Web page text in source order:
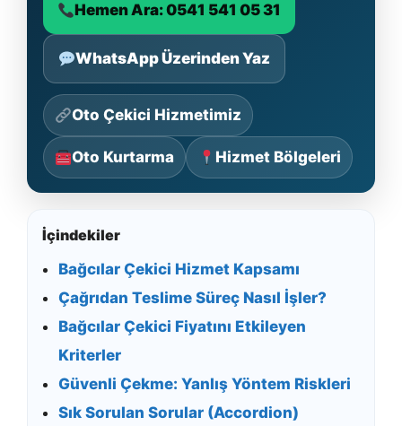
Hemen Ara: 0541 541 05 31
WhatsApp Üzerinden Yaz
Oto Çekici Hizmetimiz
Oto Kurtarma Hizmet Bölgeleri
İçindekiler
Bağcılar Çekici Hizmet Kapsamı
Çağrıdan Teslime Süreç Nasıl İşler?
Bağcılar Çekici Fiyatını Etkileyen
Kriterler
Güvenli Çekme: Yanlış Yöntem Riskleri
Sık Sorulan Sorular (Accordion)